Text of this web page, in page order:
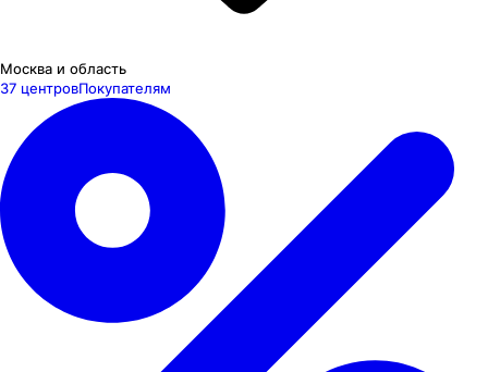
Москва и область
37 центровПокупателям